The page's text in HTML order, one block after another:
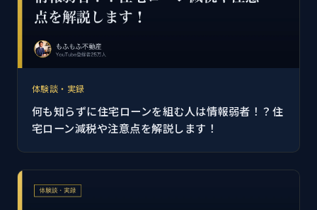
体験談・実録
何も知らずに住宅ローンを組む人は情報弱者！？住
宅ローン減税や注意点を解説します！